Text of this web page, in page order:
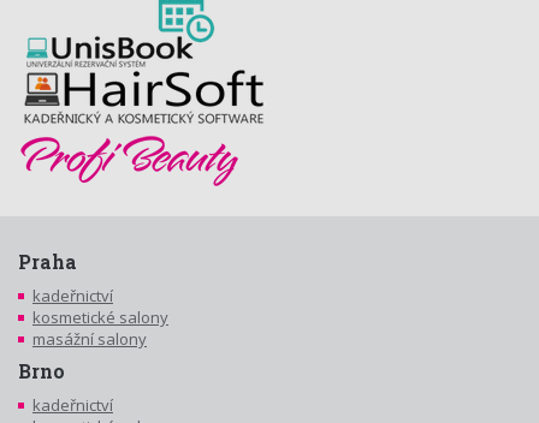
Praha
kadeřnictví
kosmetické salony
masážní salony
Brno
kadeřnictví